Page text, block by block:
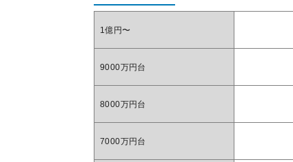
1億円〜
9000万円台
8000万円台
7000万円台